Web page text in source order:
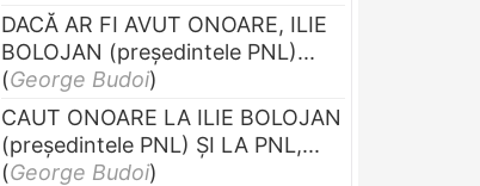
DACĂ AR FI AVUT ONOARE, ILIE
BOLOJAN (preşedintele PNL)...
(George Budoi)
CAUT ONOARE LA ILIE BOLOJAN
(preşedintele PNL) ŞI LA PNL,...
(George Budoi)